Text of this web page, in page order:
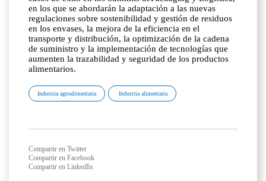
en los que se abordarán la adaptación a las nuevas
regulaciones sobre sostenibilidad y gestión de residuos
en los envases, la mejora de la eficiencia en el
transporte y distribución, la optimización de la cadena
de suministro y la implementación de tecnologías que
aumenten la trazabilidad y seguridad de los productos
alimentarios.
Industria agroalimentaria Industria alimentaria
Compartir en Twitter
Compartir en Facebook
Compartir en LinkedIn